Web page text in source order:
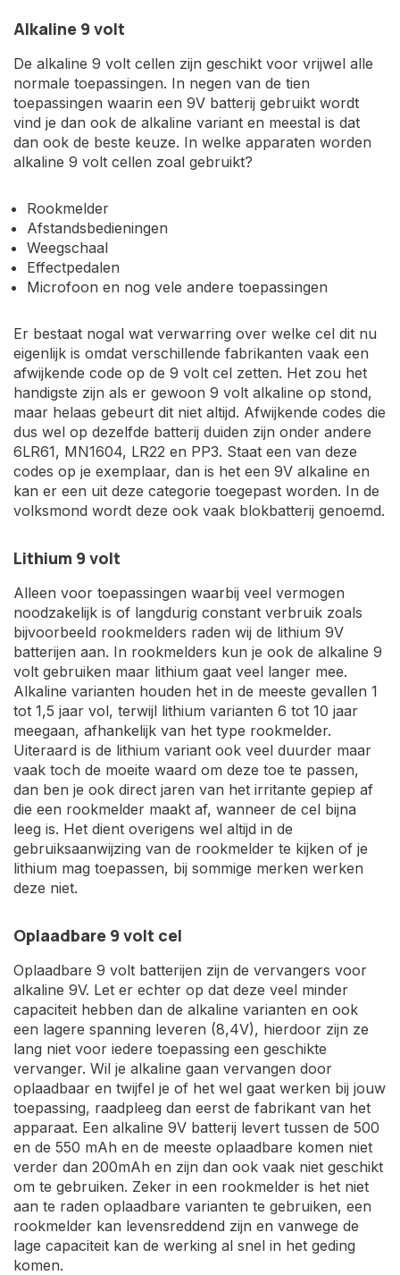
Alkaline 9 volt
De alkaline 9 volt cellen zijn geschikt voor vrijwel alle
normale toepassingen. In negen van de tien
toepassingen waarin een 9V batterij gebruikt wordt
vind je dan ook de alkaline variant en meestal is dat
dan ook de beste keuze. In welke apparaten worden
alkaline 9 volt cellen zoal gebruikt?
Rookmelder
Afstandsbedieningen
Weegschaal
Effectpedalen
Microfoon en nog vele andere toepassingen
Er bestaat nogal wat verwarring over welke cel dit nu
eigenlijk is omdat verschillende fabrikanten vaak een
afwijkende code op de 9 volt cel zetten. Het zou het
handigste zijn als er gewoon 9 volt alkaline op stond,
maar helaas gebeurt dit niet altijd. Afwijkende codes die
dus wel op dezelfde batterij duiden zijn onder andere
6LR61, MN1604, LR22 en PP3. Staat een van deze
codes op je exemplaar, dan is het een 9V alkaline en
kan er een uit deze categorie toegepast worden. In de
volksmond wordt deze ook vaak blokbatterij genoemd.
Lithium 9 volt
Alleen voor toepassingen waarbij veel vermogen
noodzakelijk is of langdurig constant verbruik zoals
bijvoorbeeld rookmelders raden wij de lithium 9V
batterijen aan. In rookmelders kun je ook de alkaline 9
volt gebruiken maar lithium gaat veel langer mee.
Alkaline varianten houden het in de meeste gevallen 1
tot 1,5 jaar vol, terwijl lithium varianten 6 tot 10 jaar
meegaan, afhankelijk van het type rookmelder.
Uiteraard is de lithium variant ook veel duurder maar
vaak toch de moeite waard om deze toe te passen,
dan ben je ook direct jaren van het irritante gepiep af
die een rookmelder maakt af, wanneer de cel bijna
leeg is. Het dient overigens wel altijd in de
gebruiksaanwijzing van de rookmelder te kijken of je
lithium mag toepassen, bij sommige merken werken
deze niet.
Oplaadbare 9 volt cel
Oplaadbare 9 volt batterijen zijn de vervangers voor
alkaline 9V. Let er echter op dat deze veel minder
capaciteit hebben dan de alkaline varianten en ook
een lagere spanning leveren (8,4V), hierdoor zijn ze
lang niet voor iedere toepassing een geschikte
vervanger. Wil je alkaline gaan vervangen door
oplaadbaar en twijfel je of het wel gaat werken bij jouw
toepassing, raadpleeg dan eerst de fabrikant van het
apparaat. Een alkaline 9V batterij levert tussen de 500
en de 550 mAh en de meeste oplaadbare komen niet
verder dan 200mAh en zijn dan ook vaak niet geschikt
om te gebruiken. Zeker in een rookmelder is het niet
aan te raden oplaadbare varianten te gebruiken, een
rookmelder kan levensreddend zijn en vanwege de
lage capaciteit kan de werking al snel in het geding
komen.